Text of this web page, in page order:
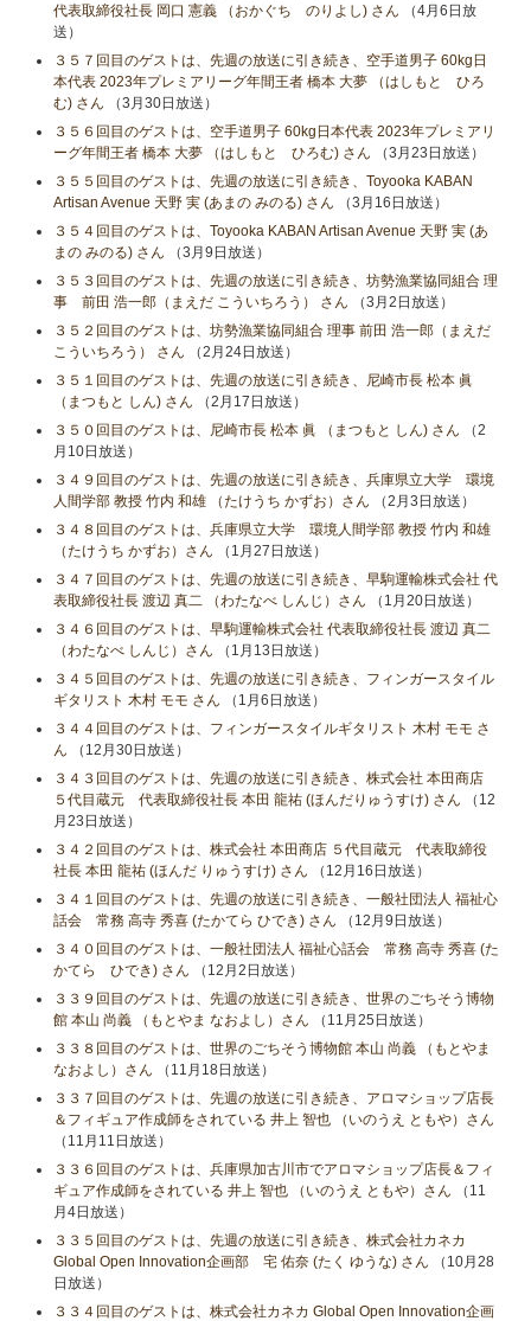
代表取締役社長 岡口 憲義 （おかぐち のりよし) さん （4月6日放
送）
３５７回目のゲストは、先週の放送に引き続き、空手道男子 60kg日
本代表 2023年プレミアリーグ年間王者 橋本 大夢 （はしもと ひろ
む) さん （3月30日放送）
３５６回目のゲストは、空手道男子 60kg日本代表 2023年プレミアリ
ーグ年間王者 橋本 大夢 （はしもと ひろむ) さん （3月23日放送）
３５５回目のゲストは、先週の放送に引き続き、Toyooka KABAN
Artisan Avenue 天野 実 (あまの みのる) さん （3月16日放送）
３５４回目のゲストは、Toyooka KABAN Artisan Avenue 天野 実 (あ
まの みのる) さん （3月9日放送）
３５３回目のゲストは、先週の放送に引き続き、坊勢漁業協同組合 理
事 前田 浩一郎（まえだ こういちろう） さん （3月2日放送）
３５２回目のゲストは、坊勢漁業協同組合 理事 前田 浩一郎（まえだ
こういちろう） さん （2月24日放送）
３５１回目のゲストは、先週の放送に引き続き、尼崎市長 松本 眞
（まつもと しん) さん （2月17日放送）
３５０回目のゲストは、尼崎市長 松本 眞 （まつもと しん) さん （2
月10日放送）
３４９回目のゲストは、先週の放送に引き続き、兵庫県立大学 環境
人間学部 教授 竹内 和雄 （たけうち かずお）さん （2月3日放送）
３４８回目のゲストは、兵庫県立大学 環境人間学部 教授 竹内 和雄
（たけうち かずお）さん （1月27日放送）
３４７回目のゲストは、先週の放送に引き続き、早駒運輸株式会社 代
表取締役社長 渡辺 真二 （わたなべ しんじ）さん （1月20日放送）
３４６回目のゲストは、早駒運輸株式会社 代表取締役社長 渡辺 真二
（わたなべ しんじ）さん （1月13日放送）
３４５回目のゲストは、先週の放送に引き続き、フィンガースタイル
ギタリスト 木村 モモ さん （1月6日放送）
３４４回目のゲストは、フィンガースタイルギタリスト 木村 モモ さ
ん （12月30日放送）
３４３回目のゲストは、先週の放送に引き続き、株式会社 本田商店
５代目蔵元 代表取締役社長 本田 龍祐 (ほんだりゅうすけ) さん （12
月23日放送）
３４２回目のゲストは、株式会社 本田商店 ５代目蔵元 代表取締役
社長 本田 龍祐 (ほんだ りゅうすけ) さん （12月16日放送）
３４１回目のゲストは、先週の放送に引き続き、一般社団法人 福祉心
話会 常務 高寺 秀喜 (たかてら ひでき) さん （12月9日放送）
３４０回目のゲストは、一般社団法人 福祉心話会 常務 高寺 秀喜 (た
かてら ひでき) さん （12月2日放送）
３３９回目のゲストは、先週の放送に引き続き、世界のごちそう博物
館 本山 尚義 （もとやま なおよし）さん （11月25日放送）
３３８回目のゲストは、世界のごちそう博物館 本山 尚義 （もとやま
なおよし）さん （11月18日放送）
３３７回目のゲストは、先週の放送に引き続き、アロマショップ店長
＆フィギュア作成師をされている 井上 智也 （いのうえ ともや）さん
（11月11日放送）
３３６回目のゲストは、兵庫県加古川市でアロマショップ店長＆フィ
ギュア作成師をされている 井上 智也 （いのうえ ともや）さん （11
月4日放送）
３３５回目のゲストは、先週の放送に引き続き、株式会社カネカ
Global Open Innovation企画部 宅 佑奈 (たく ゆうな) さん （10月28
日放送）
３３４回目のゲストは、株式会社カネカ Global Open Innovation企画